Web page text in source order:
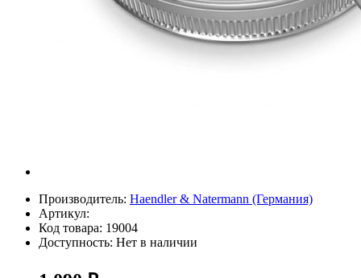
Производитель: Haendler & Natermann (Германия)
Артикул:
Код товара: 19004
Доступность: Нет в наличии